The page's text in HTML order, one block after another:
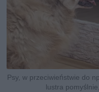
Psy, w przeciwieństwie do
lustra